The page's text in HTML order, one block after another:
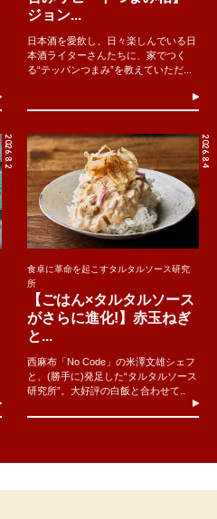
ジョン...
日本酒を愛飲し、日々楽しんでいる日
本酒ライターさんたちに、家でつく
る“テッパンつまみ”を教えていただ...
2026.8.2 2026.8.4
食卓に革命を起こすタルタルソース研究
所
【ごはん×タルタルソース
がさらに進化!】赤玉ねぎ
と...
西麻布「No Code」の米澤文雄シェフ
と、(勝手に)発足した“タルタルソース
研究所”。大好評の白飯と合わせて..